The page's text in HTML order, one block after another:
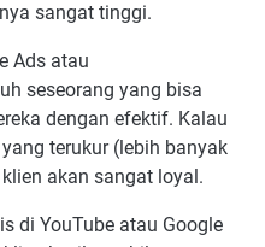
sangat tinggi.
Ads atau
seseorang yang bisa
dengan efektif. Kalau
terukur (lebih banyak
akan sangat loyal.
di YouTube atau Google